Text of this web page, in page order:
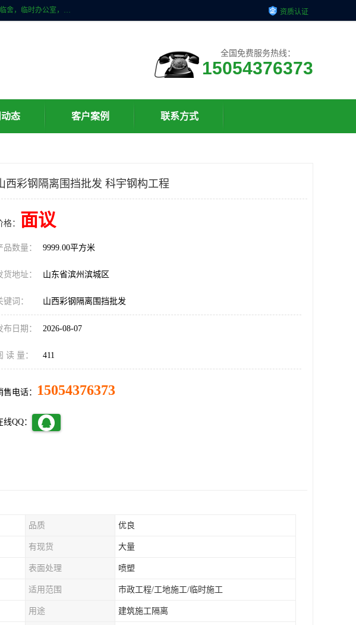
山东滨州科宇钢构工程有限公司是一家专业生产安装钢结构，彩钢房，活动房。主要产品有：彩钢房，活动房，彩钢围挡，工地临舍，临时办公室，民用建筑等生成安装；我们一贯坚持；诚信经营，薄利多销的经营理念。愿与广大的新老客户共创美好未来 资质认证
全国免费服务热线：
15054376373
态 客户案例 联系方式
西彩钢隔离围挡批发 科宇钢构工程
格： 面议
品数量： 9999.00平方米
货地址： 山东省滨州滨城区
键词： 山西彩钢隔离围挡批发
布日期： 2026-08-07
读 量： 411
售电话： 15054376373
线QQ：
品质 优良
有现货 大量
表面处理 喷塑
适用范围 市政工程/工地施工/临时施工
用途 建筑施工隔离